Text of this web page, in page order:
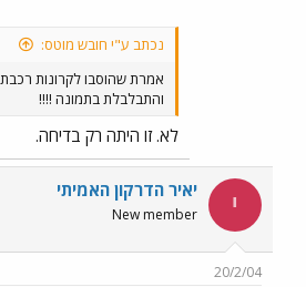
נכתב ע"י חובש מוטס:
אמרת שהוסבו לקרונות רכבת
והתבלבלת בתמונה !!!!
לא. זו היתה רק בדיחה.
י יאיר הדרקון האמיתי
New member
20/2/04